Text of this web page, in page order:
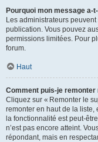
Pourquoi mon message a-
Les administrateurs
publication. Vous pouvez
permissions limitées. Pour
forum.
Haut
Comment puis-je remonter
Cliquez sur « Remonter le
remonter en haut de la liste,
la fonctionnalité est peut-
n’est pas encore atteint.
répondant, mais en